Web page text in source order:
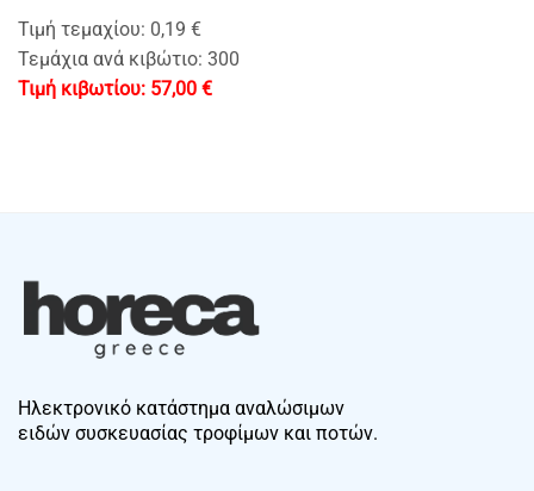
Τιμή τεμαχίου: 0,19 €
Τεμάχια ανά κιβώτιο: 300
57,00 €
Ηλεκτρονικό κατάστημα αναλώσιμων
ειδών συσκευασίας τροφίμων και ποτών.